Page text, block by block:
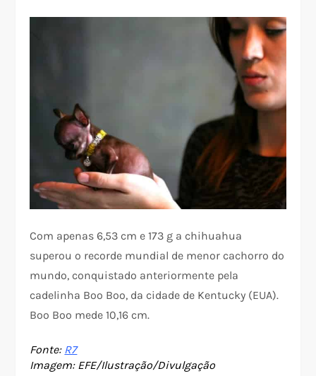
Com apenas 6,53 cm e 173 g a chihuahua
superou o recorde mundial de menor cachorro do
mundo, conquistado anteriormente pela
cadelinha Boo Boo, da cidade de Kentucky (EUA).
Boo Boo mede 10,16 cm.
Fonte: R7
Imagem: EFE/Ilustração/Divulgação